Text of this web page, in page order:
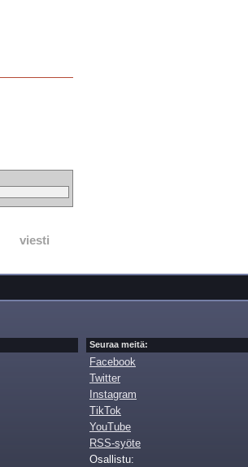
viesti
Seuraa meitä:
Facebook
Twitter
Instagram
TikTok
YouTube
RSS-syöte
Osallistu: